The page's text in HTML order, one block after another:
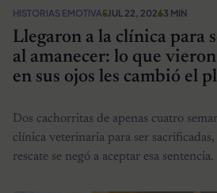
HISTORIAS EMOTIVASJUL 22, 20263 MIN
Llegaron a la clínica para
al amanecer: lo que
en sus ojos les cambió el
Dos cachorritas de apenas cuatro
clínica veterinaria para ser
rescate se negó a aceptar esa sentencia.